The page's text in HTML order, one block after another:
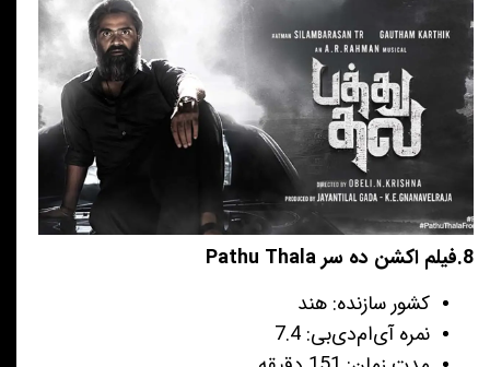
8.فیلم اکشن ده سر Pathu Thala
کشور سازنده: هند
نمره آی‌ام‌دی‌بی: 7.4